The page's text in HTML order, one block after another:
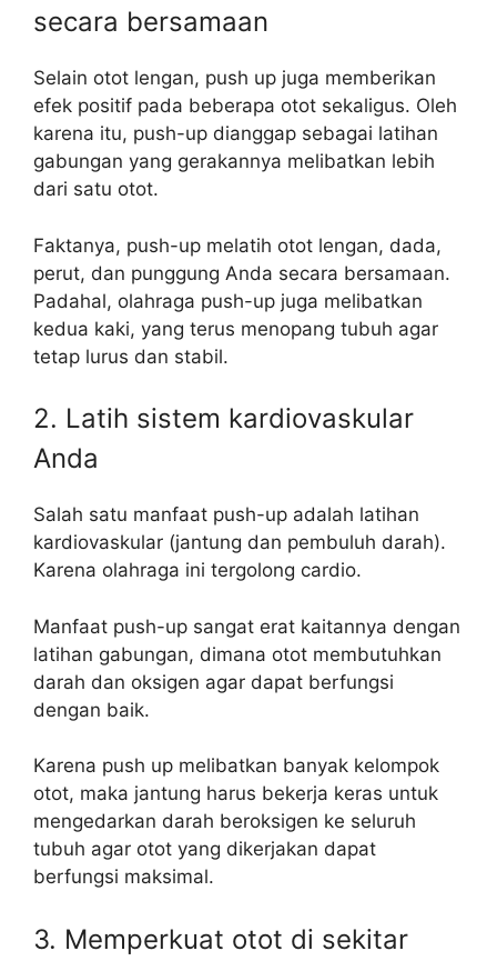
secara bersamaan
Selain otot lengan, push up juga memberikan
efek positif pada beberapa otot sekaligus. Oleh
karena itu, push-up dianggap sebagai latihan
gabungan yang gerakannya melibatkan lebih
dari satu otot.
Faktanya, push-up melatih otot lengan, dada,
perut, dan punggung Anda secara bersamaan.
Padahal, olahraga push-up juga melibatkan
kedua kaki, yang terus menopang tubuh agar
tetap lurus dan stabil.
2. Latih sistem kardiovaskular
Anda
Salah satu manfaat push-up adalah latihan
kardiovaskular (jantung dan pembuluh darah).
Karena olahraga ini tergolong cardio.
Manfaat push-up sangat erat kaitannya dengan
latihan gabungan, dimana otot membutuhkan
darah dan oksigen agar dapat berfungsi
dengan baik.
Karena push up melibatkan banyak kelompok
otot, maka jantung harus bekerja keras untuk
mengedarkan darah beroksigen ke seluruh
tubuh agar otot yang dikerjakan dapat
berfungsi maksimal.
3. Memperkuat otot di sekitar